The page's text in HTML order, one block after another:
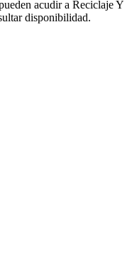
acudir a Reciclaje Y
disponibilidad.